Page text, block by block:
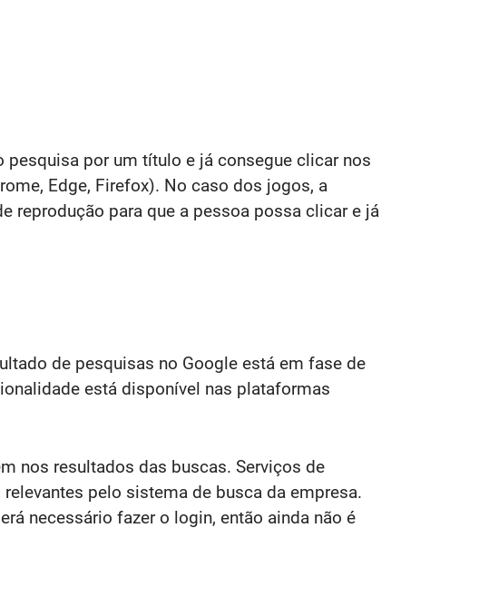
por um título e já consegue clicar nos
Edge, Firefox). No caso dos jogos, a
reprodução para que a pessoa possa clicar e já
de pesquisas no Google está em fase de
está disponível nas plataformas
nos resultados das buscas. Serviços de
pelo sistema de busca da empresa.
necessário fazer o login, então ainda não é